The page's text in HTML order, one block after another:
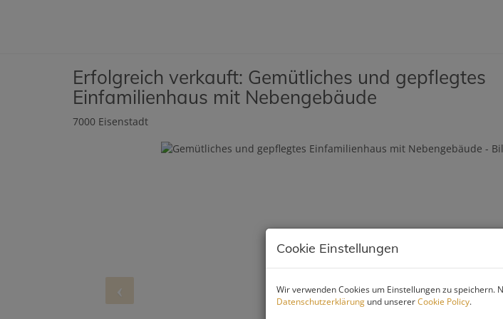
Erfolgreich verkauft: Gemütliches und gepflegtes
Einfamilienhaus mit Nebengebäude
7000 Eisenstadt
Cookie Einstellungen
Wir verwenden Cookies um Einstellungen zu speichern.
Datenschutzerklärung und unsererCookie Policy.